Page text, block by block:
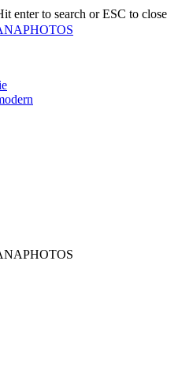
enter to search or ESC to close